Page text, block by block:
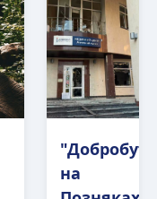
"Добробут"
на